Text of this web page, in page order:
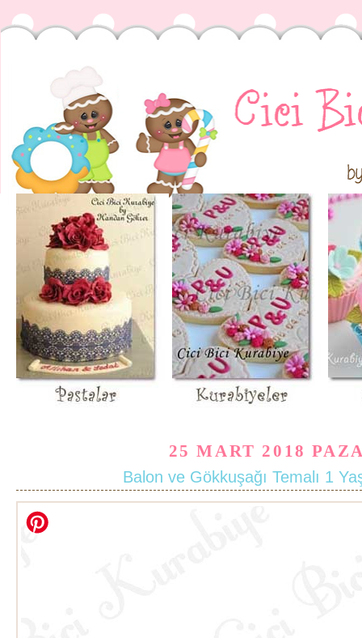
25 MART 2018
Balon ve Gökkuşağı Temalı 1